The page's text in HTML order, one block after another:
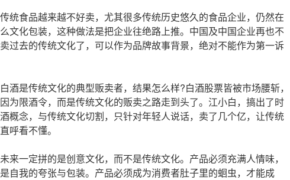
食品越来越不好卖，尤其很多传统历史悠久的食品企业，仍然在
文化包装，这种做法是把企业往绝路上推。中国及中国企业再也不
过去的传统文化了，可以作为品牌故事背景，绝对不能作为第一诉
是传统文化的典型贩卖者，结果怎么样?白酒股票皆被市场腰斩，
为限酒令，而是传统文化的贩卖之路走到头了。江小白，搞出了时
概念，与传统文化切割，只针对年轻人说话，卖了几个亿，让传统
呼看不懂。
一定拼的是创意文化，而不是传统文化。产品必须充满人情味，
自我的夸张与包装。产品必须成为消费者肚子里的蛔虫，才能成